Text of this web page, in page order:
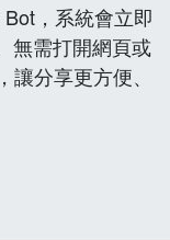
，系統會立即
無需打開網頁或
分享更方便、